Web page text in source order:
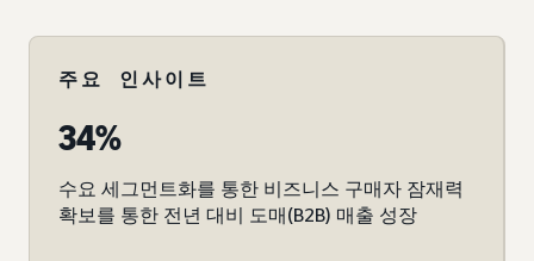
주요 인사이트
34%
수요 세그먼트화를 통한 비즈니스 구매자 잠재력
확보를 통한 전년 대비 도매(B2B) 매출 성장